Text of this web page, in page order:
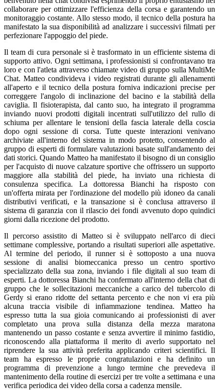
collaborare per ottimizzare l'efficienza della corsa e garantendo un
monitoraggio costante. Allo stesso modo, il tecnico della postura ha
manifestato la sua disponibilità ad analizzare i successivi filmati per
perfezionare l'appoggio del piede.
Il team di cura personale si è trasformato in un efficiente sistema di
supporto attivo. Ogni settimana, i professionisti si confrontavano tra
loro e con l'atleta attraverso chiamate video di gruppo sulla MultiMe
Chat. Matteo condivideva i video registrati durante gli allenamenti
all'aperto e il tecnico della postura forniva indicazioni precise per
correggere l'angolo di inclinazione del bacino e la stabilità della
caviglia. Il fisioterapista, dal canto suo, ha integrato il programma
inviando nuovi prodotti digitali incentrati sull'utilizzo del rullo di
schiuma per allentare le tensioni della fascia laterale della coscia
dopo ogni sessione di corsa. Tutte queste interazioni venivano
archiviate all'interno del sistema in modo protetto, consentendo al
gruppo di esperti di formulare valutazioni basate sull'andamento dei
dati storici. Quando Matteo ha manifestato il bisogno di un consiglio
per l'acquisto di nuove calzature sportive che offrissero un supporto
maggiore alla stabilità del piede, ha inviato una richiesta di
consulenza specifica. La dottoressa Bianchi ha risposto con
un'offerta mirata per l'ordinazione del modello più idoneo da canali
distributivi verificati, e la transazione si è conclusa attraverso il
sistema di garanzia con il rilascio dei fondi avvenuto dopo quindici
giorni dalla ricezione del prodotto.
Il percorso assistito di Matteo si è sviluppato nell'arco di dieci
settimane complessive, portando a risultati superiori alle aspettative.
Al termine del periodo, il runner si è sottoposto a una nuova
sessione di analisi biomeccanica presso un centro sportivo
specializzato della sua zona, inviando i file digitali al suo team di
esperti. La dottoressa Bianchi ha confermato all'interno della chat di
gruppo che le sollecitazioni meccaniche a carico del tubercolo di
Gerdy si erano ridotte del settanta percento e che non vi era più
alcuna traccia visibile di infiammazione tendinea. Matteo ha
espresso tutta la sua gioia comunicando ai professionisti di aver
completato una prova sulla distanza della mezza maratona
mantenendo un passo costante e senza avvertire il minimo fastidio,
riconoscendo alla piattaforma il merito di averlo supportato nel
riprendere la sua attività preferita applicando criteri scientifici. Il
team ha espresso le proprie congratulazioni e ha definito un
programma di prevenzione a lungo termine che prevedeva il
mantenimento della routine di esercizi per tre volte a settimana e una
verifica periodica dei video della corsa a cadenza mensile.